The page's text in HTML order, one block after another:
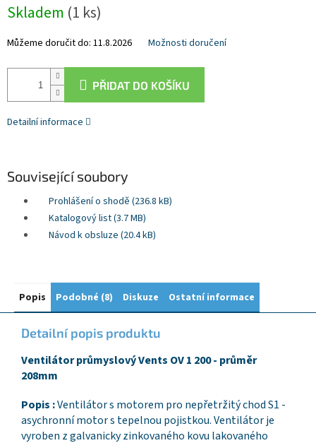
cena:
Skladem (1 ks)
Můžeme doručit do: 11.8.2026 Možnosti doručení
PŘIDAT DO KOŠÍKU
Detailní informace
Související soubory
Prohlášení o shodě (236.8 kB)
Katalogový list (3.7 MB)
Návod k obsluze (20.4 kB)
Popis Podobné (8) Diskuze Ostatní informace
Detailní popis produktu
Ventilátor průmyslový Vents OV 1 200 - průměr
208mm
Popis :Ventilátor s motorem pro nepřetržitý chod S1 -
asychronní motor s tepelnou pojistkou. Ventilátor je
vyroben z galvanicky zinkovaného kovu lakovaného